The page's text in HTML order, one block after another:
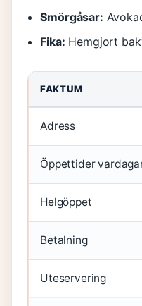
Smörgåsar:
Fika: Hemgjort
FAKTUM
Adress
Öppettider
Helgöppet
Betalning
Uteservering